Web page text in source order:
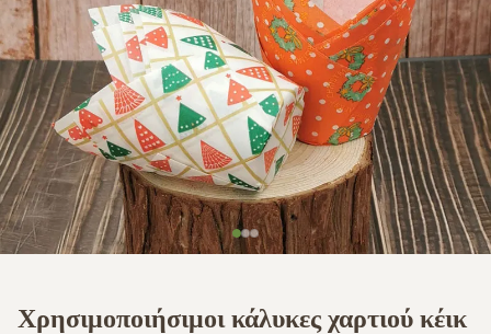
Χρησιμοποιήσιμοι κάλυκες χαρτιού κέικ